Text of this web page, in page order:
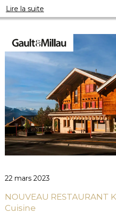
Lire la suite
22 mars 2023
NOUVEAU RESTAURANT
Cuisine